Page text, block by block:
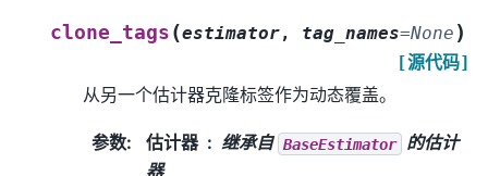
clone_tags (estimator, tag_names=None )
[源代码]
从另一个估计器克隆标签作为动态覆盖。
参数: 估计器 继承自 BaseEstimator
的估计
器